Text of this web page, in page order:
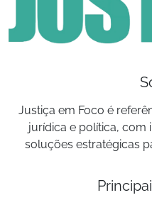
Justiça em Foco é
jurídica e política, com
soluções estratégicas